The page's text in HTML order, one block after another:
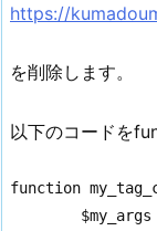
https://
を削除します。
以下のコードを
function